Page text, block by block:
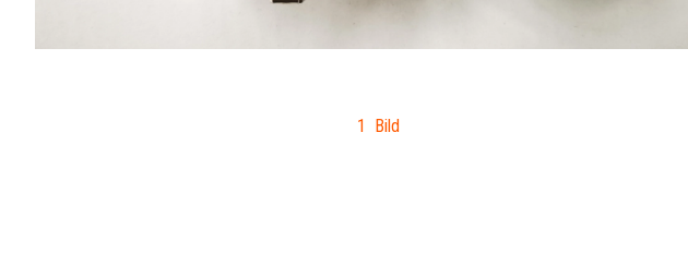
1 Bild